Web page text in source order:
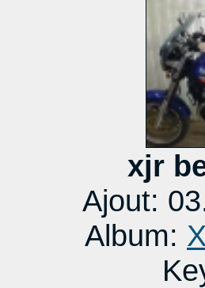
xjr
Ajout:
Album: